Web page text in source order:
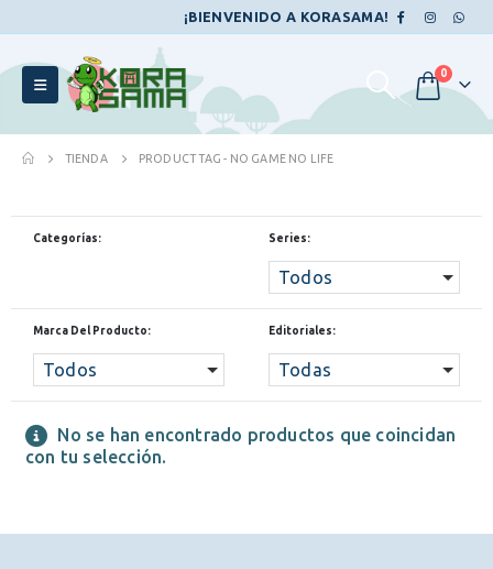
¡BIENVENIDO A KORASAMA!
0
TIENDA PRODUCT TAG - NO GAME NO LIFE
No se han encontrado productos que coincidan
con tu selección.
Categorías: Series:
Todos
Marca Del Producto:
Todos
Editoriales:
Todas